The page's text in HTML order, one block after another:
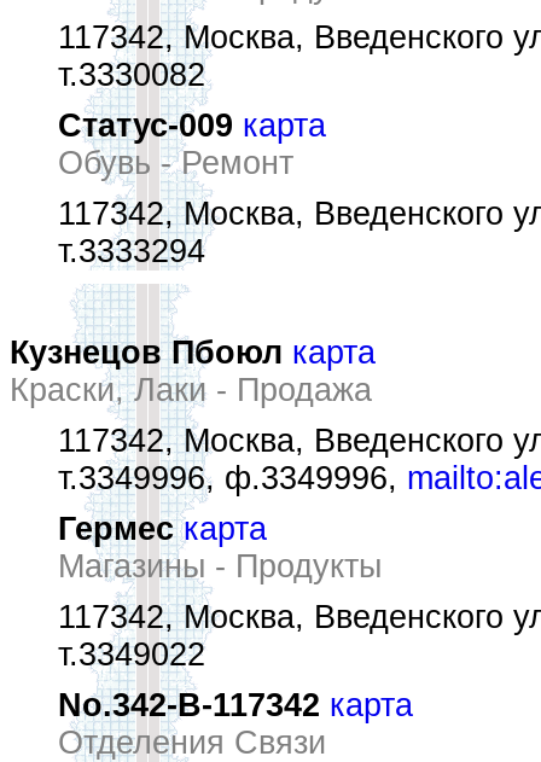
117342, Москва, Введенского
т.3330082
Статус-009 карта
Обувь - Ремонт
117342, Москва, Введенского
т.3333294
Кузнецов Пбоюл карта
Краски, Лаки - Продажа
117342, Москва, Введенского
т.3349996, ф.3349996,
Гермес карта
Магазины - Продукты
117342, Москва, Введенского
т.3349022
No.342-В-117342 карта
Отделения Связи